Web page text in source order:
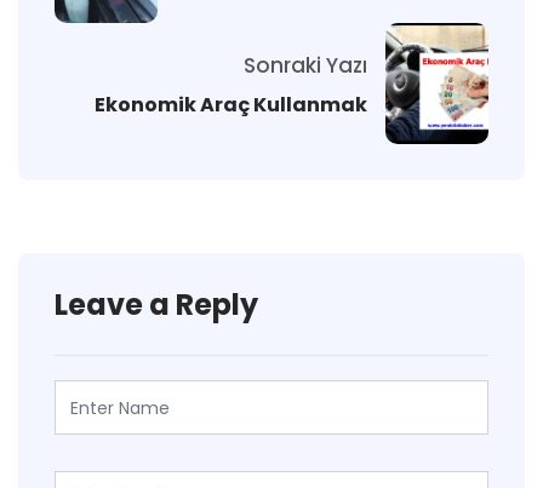
Sonraki Yazı
Ekonomik Araç Kullanmak
Leave a Reply